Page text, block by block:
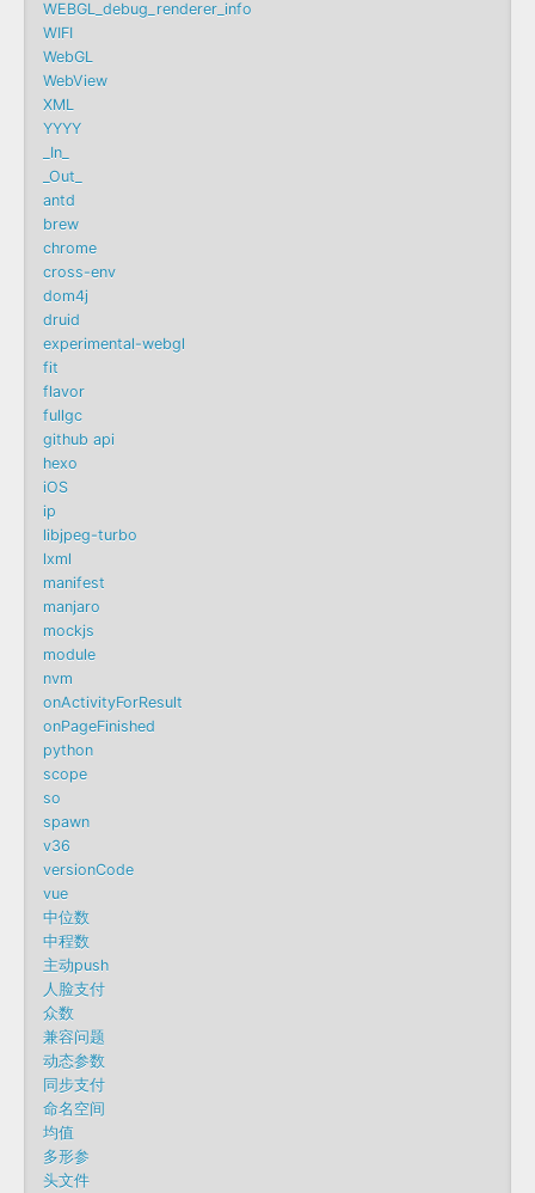
WEBGL_debug_renderer_info
WIFI
WebGL
WebView
XML
YYYY
_In_
_Out_
antd
brew
chrome
cross-env
dom4j
druid
experimental-webgl
fit
flavor
fullgc
github api
hexo
iOS
ip
libjpeg-turbo
lxml
manifest
manjaro
mockjs
module
nvm
onActivityForResult
onPageFinished
python
scope
so
spawn
v36
versionCode
vue
中位数
中程数
主动push
人脸支付
众数
兼容问题
动态参数
同步支付
命名空间
均值
多形参
头文件